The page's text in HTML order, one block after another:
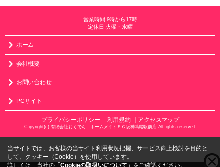
営業時間:9時から17時
定休日:火曜・水曜
ホーム
会社概要
お問い合わせ
PCサイト
プライバシーポリシー ｜ 利用規約 ｜アクセスマップ
Copyright(c) 有限会社おくでん ホームメイトＦＣ阪神鳴尾駅前店 All rights reserved.
当サイトでは、お客様の当サイト利用状況把握、サービス向上検討を目的と
して、クッキー（Cookie）を使用しています。
詳しくは、当社の 「Cookieの取扱いについて」 をご確認ください。